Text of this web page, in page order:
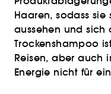
Haaren, sodass
aussehen und sich
Trockenshampoo
Reisen, aber auch
Energie nicht für